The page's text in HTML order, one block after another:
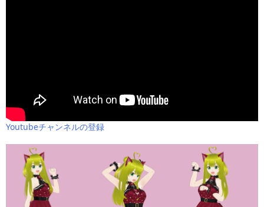
Youtubeチャンネルの登録